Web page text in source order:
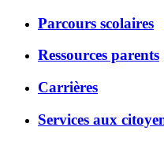
Parcours scolaires
Ressources parents
Carrières
Services aux